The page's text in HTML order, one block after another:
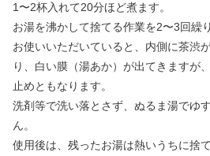
1〜2杯入れて20分ほど煮ます。
お湯を沸かして捨てる作業を2〜3回繰
お使いいただいていると、内側に茶渋
り、白い膜（湯あか）が出てきますが
止めともなります。
洗剤等で洗い落とさず、ぬるま湯でゆ
ん。
使用後は、残ったお湯は熱いうちに捨